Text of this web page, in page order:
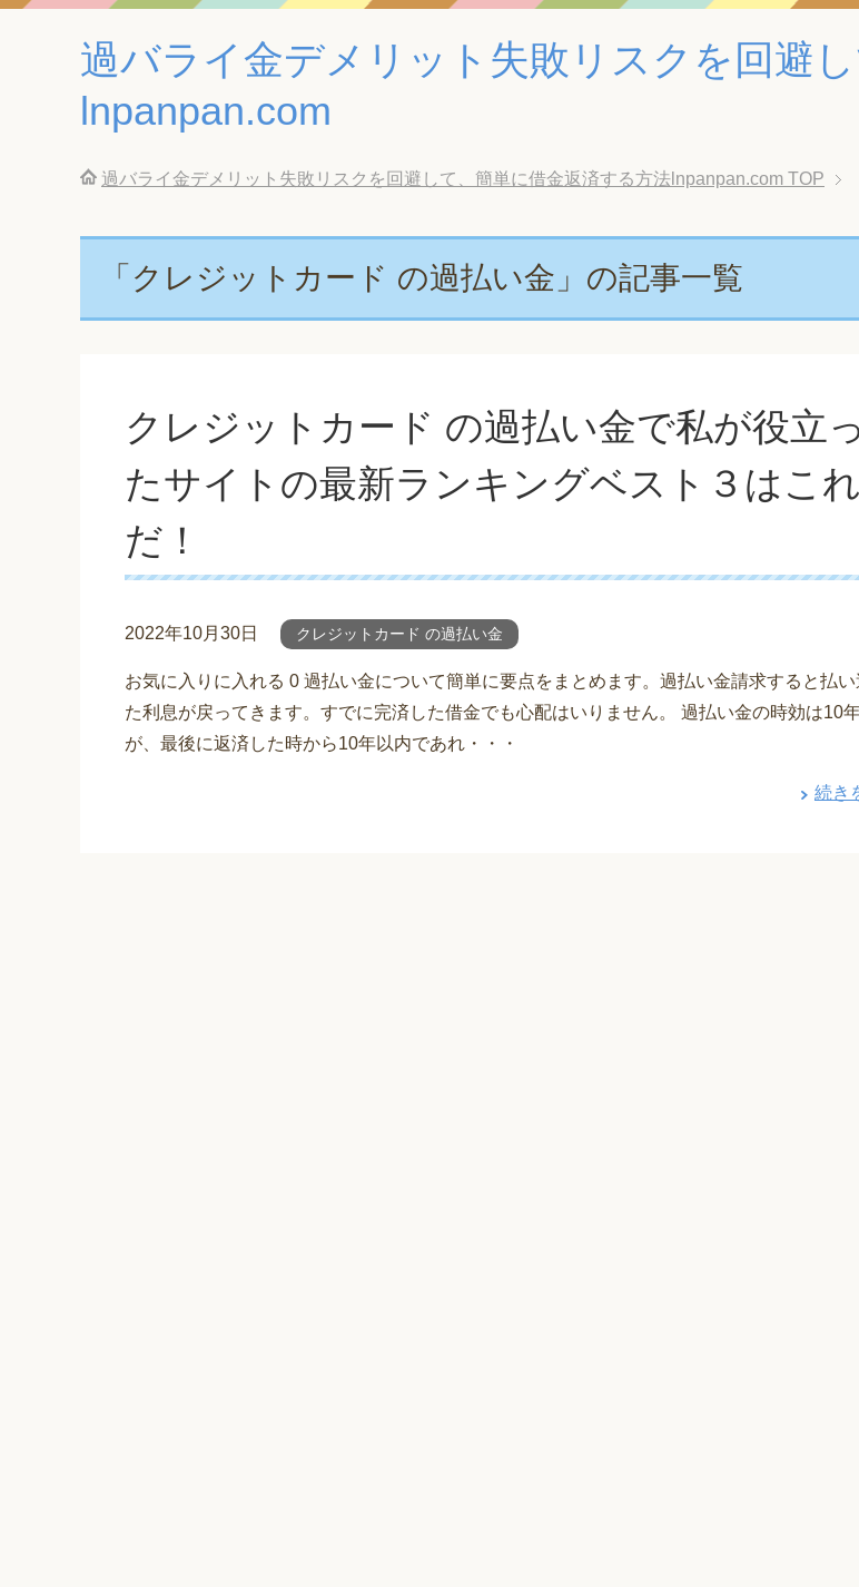
過バライ金デメリット失敗リスクを回避
lnpanpan.com
過バライ金デメリット失敗リスクを回避して、簡単に借金返済する方法lnpanpan.com TOP
「クレジットカード の過払い金」の記事一覧
クレジットカード の過払い金で私が役立っ
たサイトの最新ランキングベスト３はこれ
だ！
2022年10月30日 クレジットカード の過払い金
お気に入りに入れる 0 過払い金について簡単に要点をまとめます。過払い金請求すると払
た利息が戻ってきます。すでに完済した借金でも心配はいりません。 過払い金の時効は10
が、最後に返済した時から10年以内であれ・・・
続き